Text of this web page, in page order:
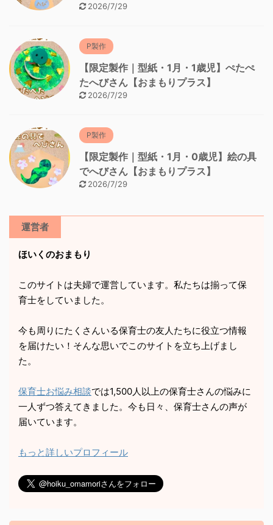
2026/7/29
P製作
【限定製作｜型紙・1月・1歳児】ぺたぺ
たへびさん【おまもりプラス】
2026/7/29
P製作
【限定製作｜型紙・1月・0歳児】絵の具
でへびさん【おまもりプラス】
2026/7/29
運営者
ほいくのおまもり
このサイトは夫婦で運営しています。私たちは揃って保
育士をしていました。
今も周りにたくさんいる保育士の友人たちに役立つ情報
を届けたい！そんな思いでこのサイトを立ち上げまし
た。
保育士お悩み相談では1,500人以上の保育士さんの悩みに
一人ずつ答えてきました。今も日々、保育士さんの声が
届いています。
もっと詳しいプロフィール